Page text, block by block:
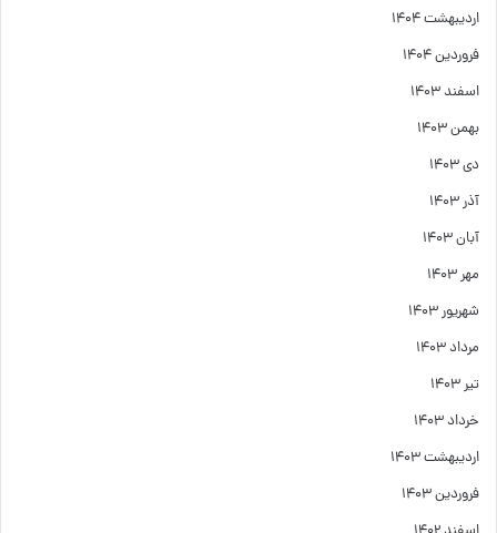
اردیبهشت ۱۴۰۴
فروردین ۱۴۰۴
اسفند ۱۴۰۳
بهمن ۱۴۰۳
دی ۱۴۰۳
آذر ۱۴۰۳
آبان ۱۴۰۳
مهر ۱۴۰۳
شهریور ۱۴۰۳
مرداد ۱۴۰۳
تیر ۱۴۰۳
خرداد ۱۴۰۳
اردیبهشت ۱۴۰۳
فروردین ۱۴۰۳